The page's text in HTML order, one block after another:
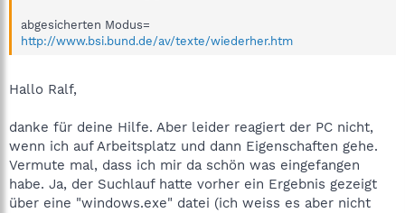
abgesicherten Modus=
http://www.bsi.bund.de/av/texte/wiederher.htm
Hallo Ralf,
danke für deine Hilfe. Aber leider reagiert der PC nicht,
wenn ich auf Arbeitsplatz und dann Eigenschaften gehe.
Vermute mal, dass ich mir da schön was eingefangen
habe. Ja, der Suchlauf hatte vorher ein Ergebnis gezeigt
über eine "windows.exe" datei (ich weiss es aber nicht